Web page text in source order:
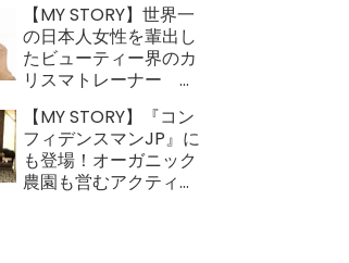
ルニエ
【MY STORY】世界一
の日本人女性を輩出し
たビューティー界のカ
リスマトレーナー ス
ンズ（第2回／全3回）
【MY STORY】『コン
フィデンスマンJP』に
も登場！オーガニック
農園も営むアクティブ